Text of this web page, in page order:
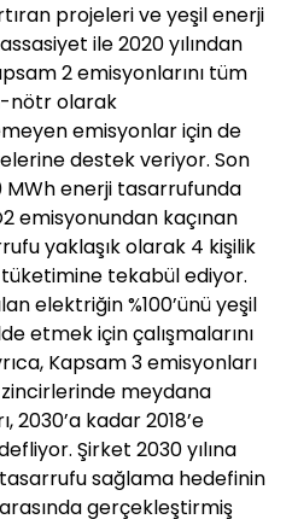
projeleri ve yeşil enerji
ile 2020 yılından
2 emisyonlarını tüm
nötr olarak
emisyonlar için de
destek veriyor. Son
MWh enerji tasarrufunda
emisyonundan kaçınan
yaklaşık olarak 4 kişilik
tüketimine tekabül ediyor.
elektriğin %100’ünü yeşil
etmek için çalışmalarını
Kapsam 3 emisyonları
meydana
2030’a kadar 2018’e
Şirket 2030 yılına
sağlama hedefinin
arasında gerçekleştirmiş